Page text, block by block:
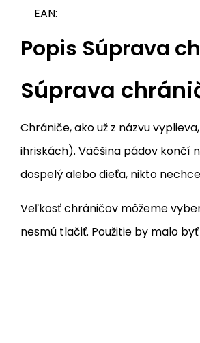
EAN:
Popis Súprava
Súprava
Chrániče, ako už z názvu
ihriskách). Väčšina pádov končí
dospelý alebo dieťa, nikto
Veľkosť chráničov môžeme
nesmú tlačiť. Použitie by malo byť